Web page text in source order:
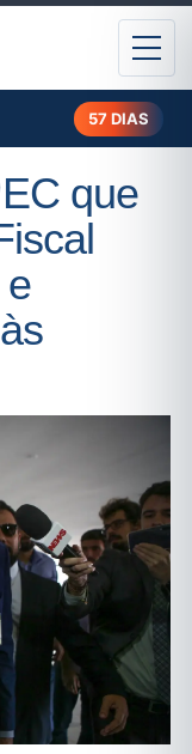
57 DIAS
que